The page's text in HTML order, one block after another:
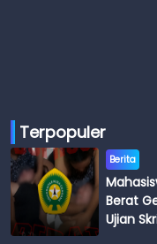
Terpopuler
Berita
Berat
Ujian